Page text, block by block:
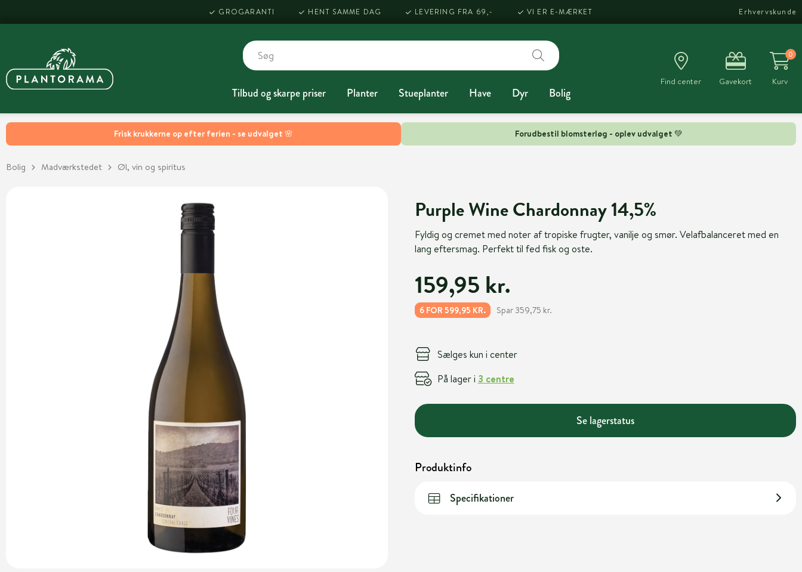
Frisk krukkerne op efter ferien - se udvalget 🌸 Forudbestil blomsterløg - oplev udvalget 💚
GROGARANTI HENT SAMME DAG LEVERING FRA 69,- VI ER E-MÆRKET Erhvervskunde
Tilbud og skarpe priser Planter Stueplanter Have Dyr Bolig
Find center Gavekort
0
Kurv
Bolig Madværkstedet Øl, vin og spiritus
Purple Wine Chardonnay 14,5%
Fyldig og cremet med noter af tropiske frugter, vanilje og smør. Velafbalanceret med en
lang eftersmag. Perfekt til fed fisk og oste.
159,95 kr.
6 FOR 599,95 KR. Spar 359,75 kr.
Sælges kun i center
På lager i 3 centre
Se lagerstatus
Produktinfo
Specifikationer